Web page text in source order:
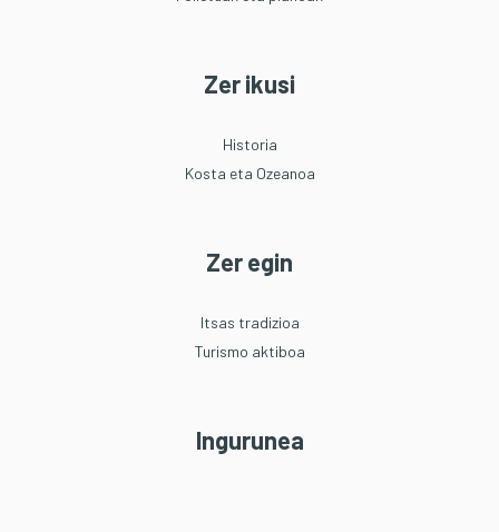
Zer ikusi
Historia
Kosta eta Ozeanoa
Zer egin
Itsas tradizioa
Turismo aktiboa
Ingurunea